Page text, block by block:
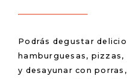
Podrás degustar
hamburguesas,
y desayunar con